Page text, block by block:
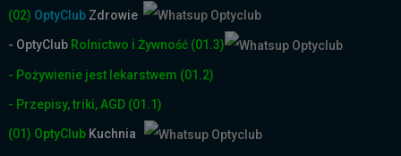
(02) OptyClub Zdrowie
- OptyClub Rolnictwo i Żywność (01.3)
- Pożywienie jest lekarstwem (01.2)
- Przepisy, triki, AGD (01.1)
(01) OptyClub Kuchnia